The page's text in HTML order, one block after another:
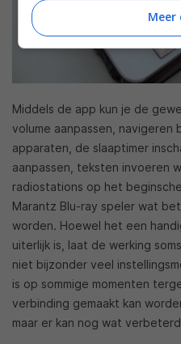
Middels de app kun je de
volume aanpassen, navigeren
apparaten, de slaaptimer
aanpassen, teksten invoeren
radiostations op het
Marantz Blu-ray speler wat
worden. Hoewel het een
uiterlijk is, laat de werking
niet bijzonder veel
is op sommige momenten
verbinding gemaakt kan
maar er kan nog wat
Meer